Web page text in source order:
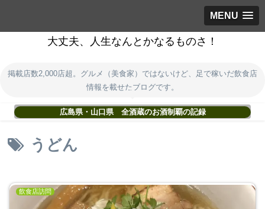
MENU
大丈夫、人生なんとかなるものさ！
掲載店数2,000店超。グルメ（美食家）ではないけど、足で稼いだ飲食店
情報を載せたブログです。
広島県・山口県 全酒蔵のお酒制覇の記録
うどん
飲食店訪問